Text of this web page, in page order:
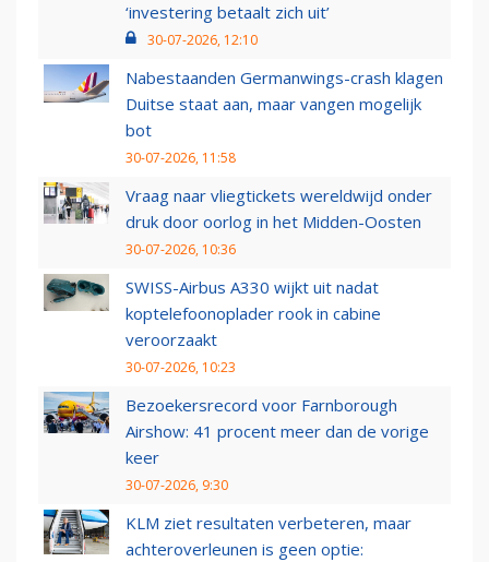
‘investering betaalt zich uit’
30-07-2026, 12:10
Nabestaanden Germanwings-crash klagen
Duitse staat aan, maar vangen mogelijk
bot
30-07-2026, 11:58
Vraag naar vliegtickets wereldwijd onder
druk door oorlog in het Midden-Oosten
30-07-2026, 10:36
SWISS-Airbus A330 wijkt uit nadat
koptelefoonoplader rook in cabine
veroorzaakt
30-07-2026, 10:23
Bezoekersrecord voor Farnborough
Airshow: 41 procent meer dan de vorige
keer
30-07-2026, 9:30
KLM ziet resultaten verbeteren, maar
achteroverleunen is geen optie: